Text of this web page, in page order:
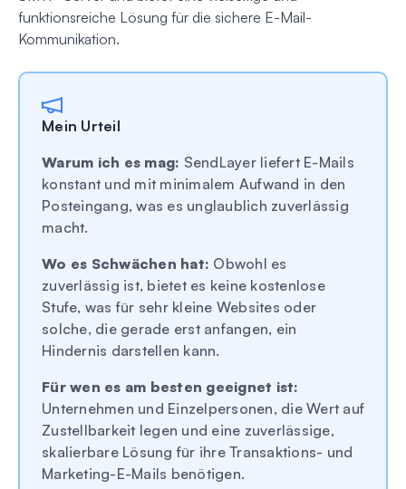
funktionsreiche Lösung für die sichere E-Mail-
Kommunikation.
Mein Urteil
Warum ich es mag: SendLayer liefert E-Mails
konstant und mit minimalem Aufwand in den
Posteingang, was es unglaublich zuverlässig
macht.
Wo es Schwächen hat: Obwohl es
zuverlässig ist, bietet es keine kostenlose
Stufe, was für sehr kleine Websites oder
solche, die gerade erst anfangen, ein
Hindernis darstellen kann.
Für wen es am besten geeignet ist:
Unternehmen und Einzelpersonen, die Wert auf
Zustellbarkeit legen und eine zuverlässige,
skalierbare Lösung für ihre Transaktions- und
Marketing-E-Mails benötigen.